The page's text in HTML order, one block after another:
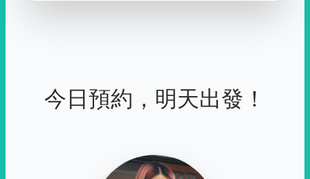
今日預約，明天出發！